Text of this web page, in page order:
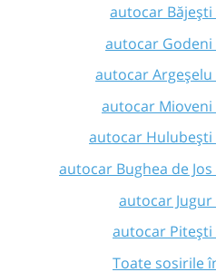
autocar Băjești
autocar Godeni
autocar
autocar Mioveni
autocar Hulubești
autocar Bughea de
autocar
autocar Pitești
Toate sosirile